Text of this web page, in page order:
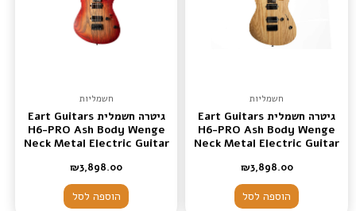
חשמליות
גיטרה חשמלית Eart Guitars
H6-PRO Ash Body Wenge
Neck Metal Electric Guitar
₪3,898.00
הוספה לסל
חשמליות
גיטרה חשמלית Eart Guitars
H6-PRO Ash Body Wenge
Neck Metal Electric Guitar
₪3,898.00
הוספה לסל